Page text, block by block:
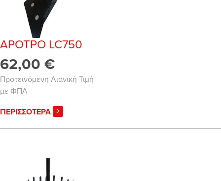
ΑΡΟΤΡΟ LC750
62,00 €
Προτεινόμενη Λιανική Τιμή
με ΦΠΑ
ΠΕΡΙΣΣΟΤΕΡΑ